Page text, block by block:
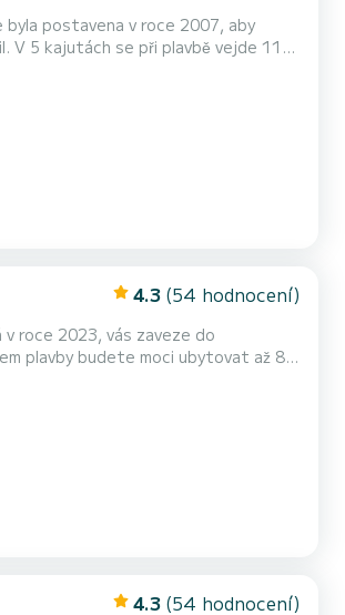
postavena v roce 2007, aby
4.3 (54 hodnocení)
roce 2023, vás zaveze do
4.3 (54 hodnocení)